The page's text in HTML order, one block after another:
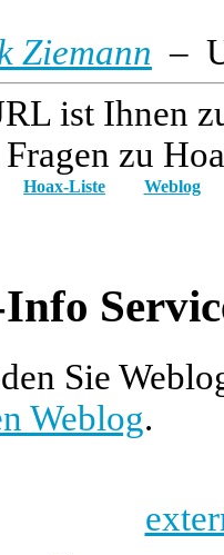
Ziemann –
ist Ihnen
Fragen zu
Hoax-Liste Weblog
Sie
Weblog.